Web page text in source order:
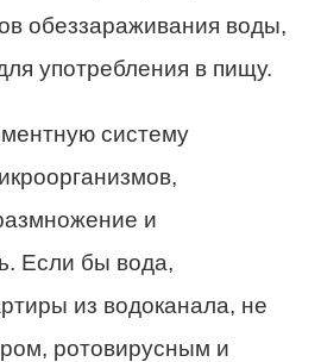
обеззараживания воды,
употребления в пищу.
систему
и
Если бы вода,
из водоканала, не
ротовирусным и